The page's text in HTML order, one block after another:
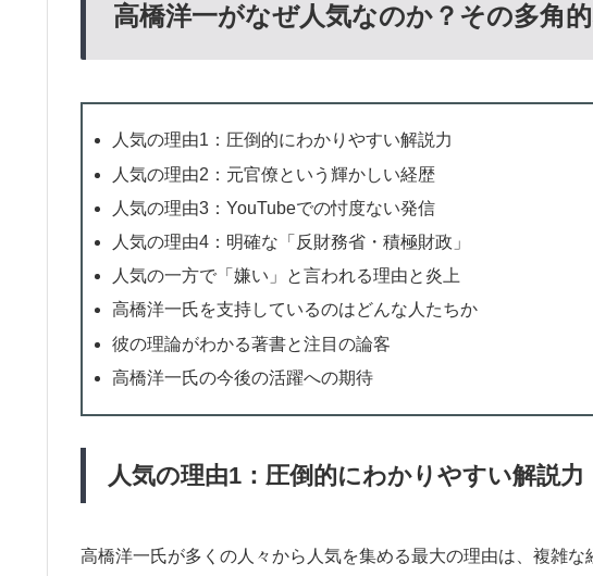
高橋洋一がなぜ人気なのか？その多角
人気の理由1：圧倒的にわかりやすい解説力
人気の理由2：元官僚という輝かしい経歴
人気の理由3：YouTubeでの忖度ない発信
人気の理由4：明確な「反財務省・積極財政」
人気の一方で「嫌い」と言われる理由と炎上
高橋洋一氏を支持しているのはどんな人たちか
彼の理論がわかる著書と注目の論客
高橋洋一氏の今後の活躍への期待
人気の理由1：圧倒的にわかりやすい解説力
高橋洋一氏が多くの人々から人気を集める最大の理由は、複雑